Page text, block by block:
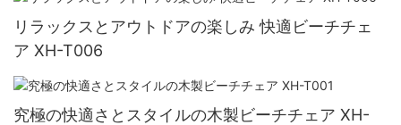
リラックスとアウトドアの楽しみ 快適ビーチチェ
ア XH-T006
究極の快適さとスタイルの木製ビーチチェア XH-